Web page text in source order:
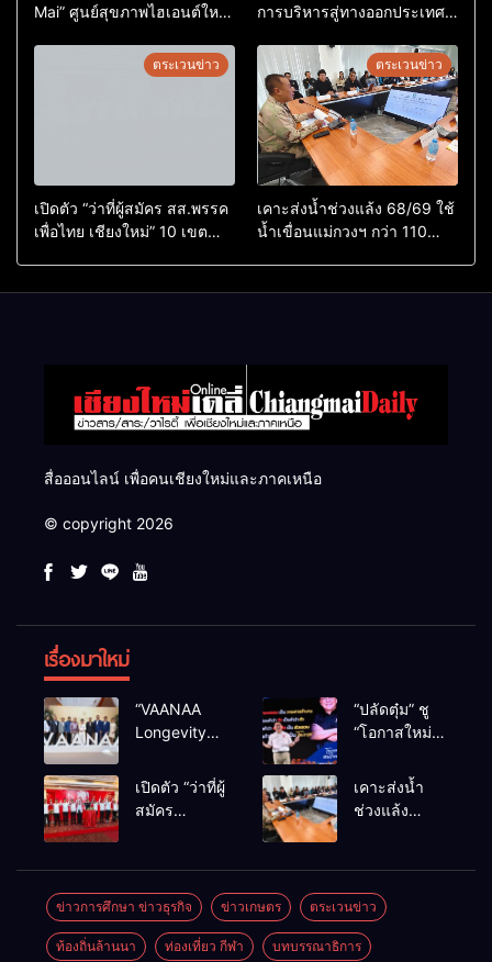
Mai” ศูนย์สุขภาพไฮเอนต์ใหญ่
การบริหารสู่ทางออกประเทศ
ตระเวนข่าว
เปิดตัว “ว่าที่ผู้สมัคร สส.พรรค
เพื่อไทย เชียงใหม่” 10 เขต
ตระเวนข่าว
เคาะส่งน้ำช่วงแล้ง 68/69 ใช้
น้ำเขื่อนแม่กวงฯ กว่า 110
สื่อออนไลน์ เพื่อคนเชียงใหม่และภาคเหนือ
© copyright 2026
เรื่องมาใหม่
“VAANAA
Longevity
ศูนย์สุขภาพ
ไฮเอนต์ใหญ่
“ปลัดตุ๋ม” ชู
“โอกาสใหม่”
สู่ทางออก
ประเทศ ไม่ใช่
เปิดตัว “ว่าที่ผู้
สมัคร
เขตครบ ย้ำจะ
กลับมาทวง
เก้าอี้คืน
เคาะส่งน้ำ
ช่วงแล้ง
ลบ.ม. ให้
เกษตรกว่า 1
แสนไร่
ข่าวการศึกษา ข่าวธุรกิจ ข่าวเกษตร ตระเวนข่าว
ท้องถิ่นล้านนา ท่องเที่ยว กีฬา บทบรรณาธิการ